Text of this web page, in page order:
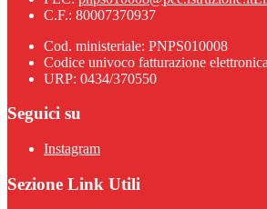
C.F.: 80007370937
Cod. ministeriale: PNPS010008
Codice univoco fatturazione
URP: 0434/370550
Seguici su
Instagram
Sezione Link Utili